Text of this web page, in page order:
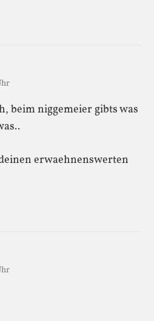
niggemeier gibts was
erwaehnenswerten